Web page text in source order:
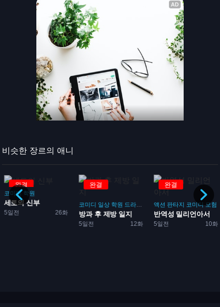
비슷한 장르의 애니
방...
완결
코미디 학원
5일전 26화
세토의 신부
완결
코미디 일상 학원 드라마 부활동
5일전 12화
방과 후 제방 일지
완결
액션 판타지 코미디 모험
5일전 10화
반역성 밀리언아서